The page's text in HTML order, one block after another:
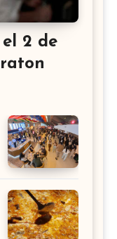
2 de